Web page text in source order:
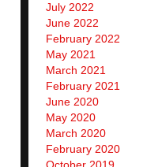
July 2022
June 2022
February 2022
May 2021
March 2021
February 2021
June 2020
May 2020
March 2020
February 2020